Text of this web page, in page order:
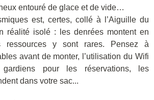
entouré de glace et de vide…
est, certes, collé à l’Aiguille du
réalité isolé : les denrées montent en
ressources y sont rares. Pensez à
avant de monter, l’utilisation du Wifi
pour les réservations, les
dans votre sac...